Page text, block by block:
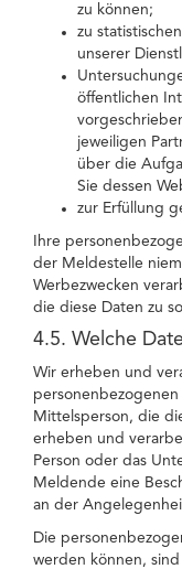
zu können;
zu
unserer
öffentlichen
jeweiligen
über die
Sie dessen
zur Erfüllung
Ihre
der Meldestelle
Werbezwecken
die diese Daten zu
4.5. Welche
Wir erheben und
Mittelsperson, die
erheben und
Person oder das
Meldende eine
an der
Die
werden können,